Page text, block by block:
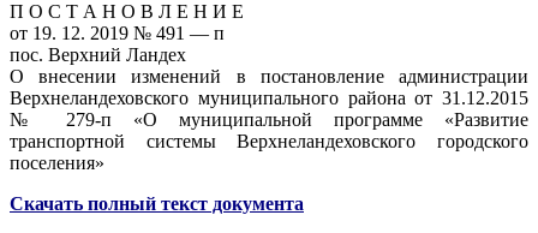
П О С Т А Н О В Л Е Н И Е
от 19. 12. 2019 № 491 — п
пос. Верхний Ландех
О внесении изменений в постановление администрации
Верхнеландеховского муниципального района от 31.12.2015
№ 279-п «О муниципальной программе «Развитие
транспортной системы Верхнеландеховского городского
поселения»
Скачать полный текст документа